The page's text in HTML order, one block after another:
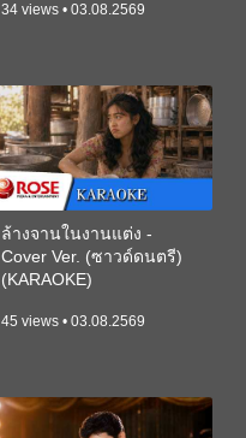
34 views • 03.08.2569
ล้างจานในงานแต่ง -
Cover Ver. (ซาวด์ดนตรี)
(KARAOKE)
45 views • 03.08.2569